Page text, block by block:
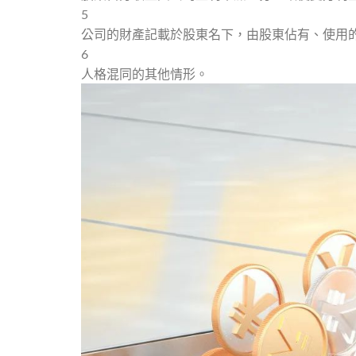
5
公司的財產記載於股東名下，由股東佔有、使用
6
人格混同的其他情形。